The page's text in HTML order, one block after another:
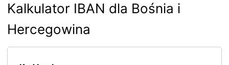
Kalkulator IBAN dla Bośnia i
Hercegowina